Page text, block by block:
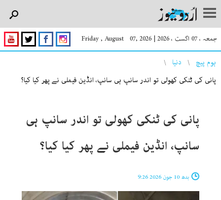
جمعہ ، 07 اگست ، 2026 |
Friday , August 07, 2026
You are here
ہوم پیچ
دنیا
پانی کی ٹنکی کھولی تو اندر سانپ ہی سانپ، انڈین فیملی نے پھر کیا کیا؟
پانی کی ٹنکی کھولی تو اندر سانپ ہی
سانپ، انڈین فیملی نے پھر کیا کیا؟
بدھ 10 جون 2026 9:26